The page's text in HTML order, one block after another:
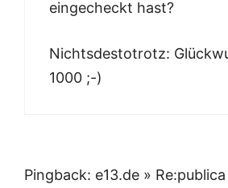
eingecheckt hast?
Nichtsdestotrotz:
1000 ;-)
Pingback: e13.de »